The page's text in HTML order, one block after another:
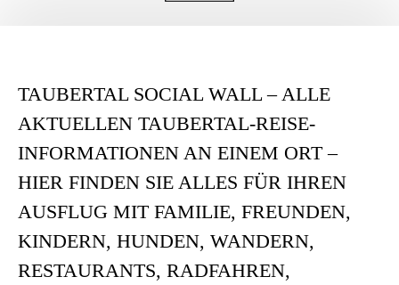
TAUBERTAL SOCIAL WALL – ALLE
AKTUELLEN TAUBERTAL-REISE-
INFORMATIONEN AN EINEM ORT –
HIER FINDEN SIE ALLES FÜR IHREN
AUSFLUG MIT FAMILIE, FREUNDEN,
KINDERN, HUNDEN, WANDERN,
RESTAURANTS, RADFAHREN,